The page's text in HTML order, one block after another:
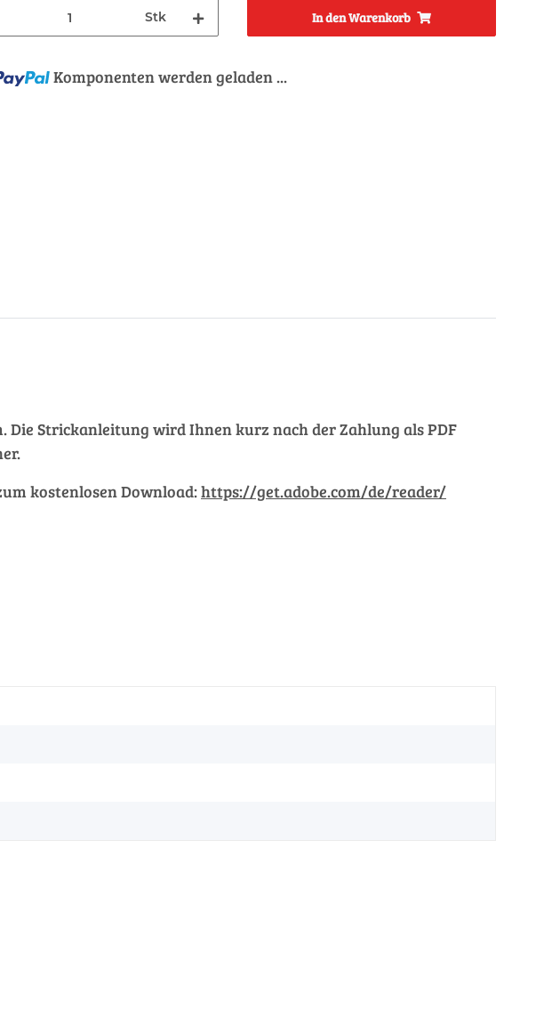
Stk In den Warenkorb
Komponenten werden geladen ...
Strickanleitung wird Ihnen kurz nach der Zahlung als PDF
kostenlosen Download:https://get.adobe.com/de/reader/